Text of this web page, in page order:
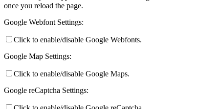
once you reload the page.
Google Webfont Settings:
Click to enable/disable Google Webfonts.
Google Map Settings:
Click to enable/disable Google Maps.
Google reCaptcha Settings: